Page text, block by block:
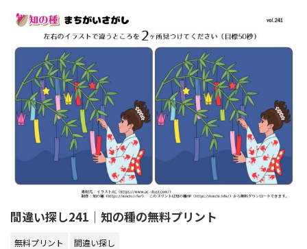
間違い探し241｜知の種の無料プリント
無料プリント 間違い探し